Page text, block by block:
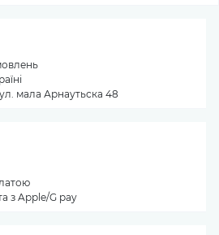
мала Арнаутьска 48
з Apple/G pay